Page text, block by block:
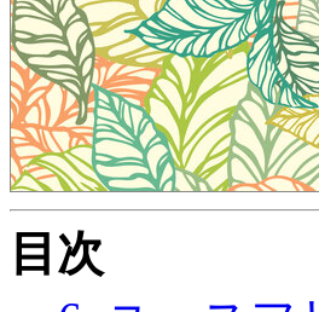
目次